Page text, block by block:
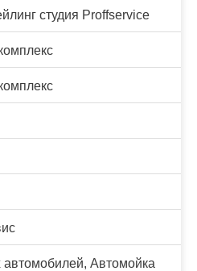
студия Proffservice
автомобилей, Автомойка